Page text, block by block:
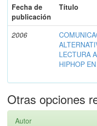
Fecha de
publicación
Título
2006
LECTURA
HIPHOP
Otras opciones
Autor